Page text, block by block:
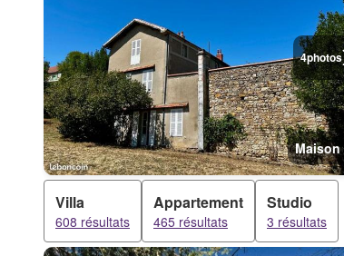
4photos
Maison
Villa
608 résultats
Appartement
465 résultats
Studio
3 résultats